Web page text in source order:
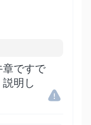
章ですで
明し